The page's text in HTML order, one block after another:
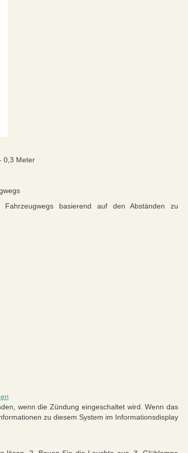
0,3 Meter
basierend auf den Abständen zu
wenn die Zündung eingeschaltet wird. Wenn das
zu diesem System im Informationsdisplay